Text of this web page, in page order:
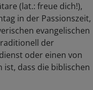
(lat.: freue dich!),
in der Passionszeit,
evangelischen
der
oder einen von
ist, dass die biblischen